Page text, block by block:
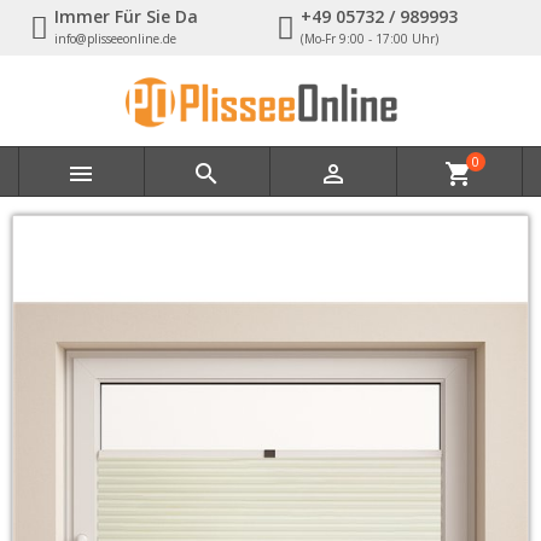
Immer Für Sie Da
info@plisseeonline.de
+49 05732 / 989993
(Mo-Fr 9:00 - 17:00 Uhr)
   shopping_cart0